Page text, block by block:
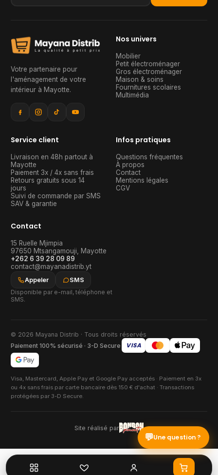
Votre partenaire pour
l'aménagement de votre
intérieur à Mayotte.
Nos univers
Mobilier
Petit électroménager
Gros électroménager
Maison & soins
Fournitures scolaires
Multimédia
Service client
Livraison en 48h partout à
Mayotte
Paiement 3x / 4x sans frais
Retours gratuits sous 14
jours
Suivi de commande par SMS
SAV & garantie
Infos pratiques
Questions fréquentes
À propos
Contact
Mentions légales
CGV
Contact
15 Ruelle Mjimpia
97650 Mtsangamouji
Mayotte
+262 6 39 28 09 89
contact@mayanadistrib.yt
Appeler
SMS
Disponible par e-mail, téléphone et
SMS.
© 2026 Mayana Distrib · Tous droits réservés
Paiement 100% sécurisé · 3-D Secure
VISA
Visa, Mastercard, Apple Pay et Google Pay acceptés · Paiement en 3x
ou 4x sans frais par carte bancaire dès 150 € d'achat · Transactions
protégées par 3-D Secure.
Site réalisé par
💬Une question ?